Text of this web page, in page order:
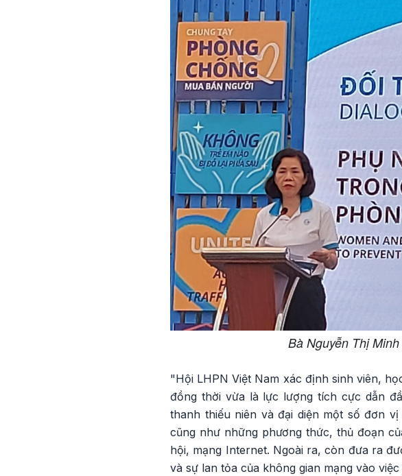
Bà Nguyễn Thị
"Hội LHPN Việt Nam xác định sinh viên,
đồng thời vừa là lực lượng tích cực dẫn
thanh thiếu niên và đại diện một số đơn
cũng như những phương thức, thủ đoạn
hội, mạng Internet. Ngoài ra, còn đưa ra
và sự lan tỏa của không gian mạng vào